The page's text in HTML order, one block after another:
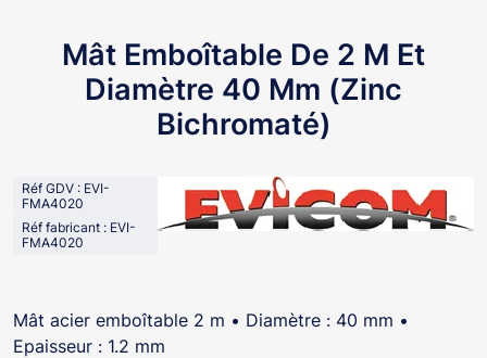
Mât Emboîtable De 2 M Et
Diamètre 40 Mm (Zinc
Bichromaté)
Réf GDV : EVI-
FMA4020
Réf fabricant : EVI-
FMA4020
Mât acier emboîtable 2 m • Diamètre : 40 mm •
Epaisseur : 1.2 mm